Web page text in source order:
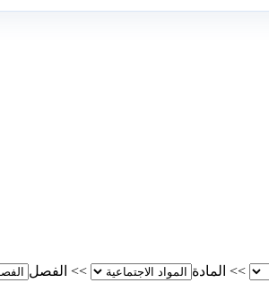
>> المادة >> الفصل